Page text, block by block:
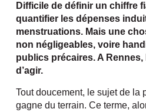
Difficile de définir un chiffre
quantifier les dépenses
menstruations. Mais une
non négligeables, voire
publics précaires. A Rennes,
d’agir.
Tout doucement, le sujet de la
gagne du terrain. Ce terme,